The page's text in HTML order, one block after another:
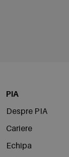
PIA
Despre PIA
Cariere
Echipa